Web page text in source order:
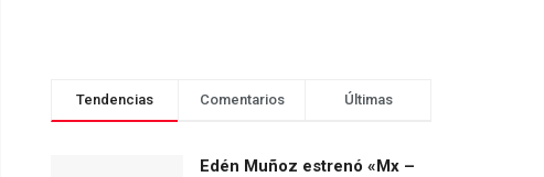
Tendencias Comentarios Últimas
Edén Muñoz estrenó «Mx –